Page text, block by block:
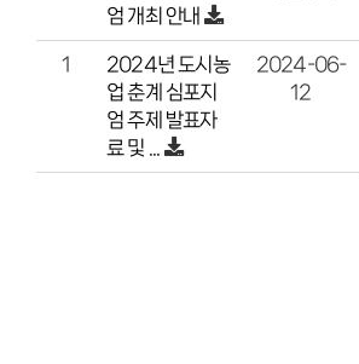
엄 개최 안내
1 2024년 도시농
업 춘계 심포지
엄 주제 발표자
료 및 ...
2024-06-
12